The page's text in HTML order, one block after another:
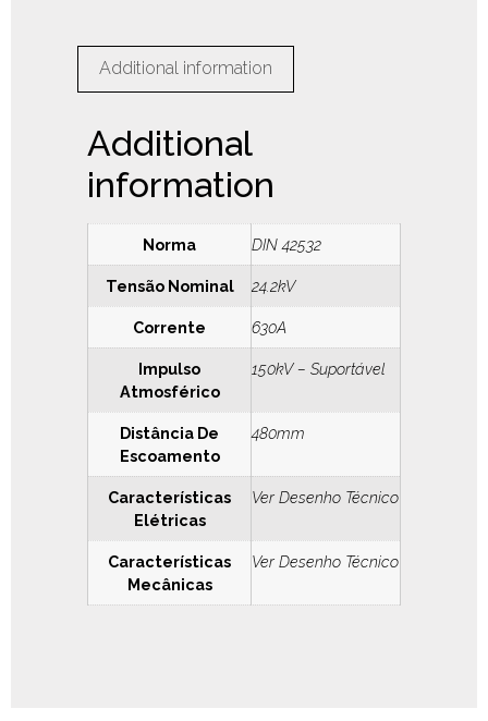
Additional information
Additional
information
Norma DIN 42532
Tensão Nominal 24.2kV
Corrente 630A
Impulso
Atmosférico
150kV – Suportável
Distância De
Escoamento
480mm
Características
Elétricas
Ver Desenho Técnico
Características
Mecânicas
Ver Desenho Técnico